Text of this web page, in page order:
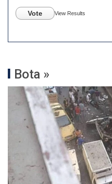
Vote View Results
Bota »